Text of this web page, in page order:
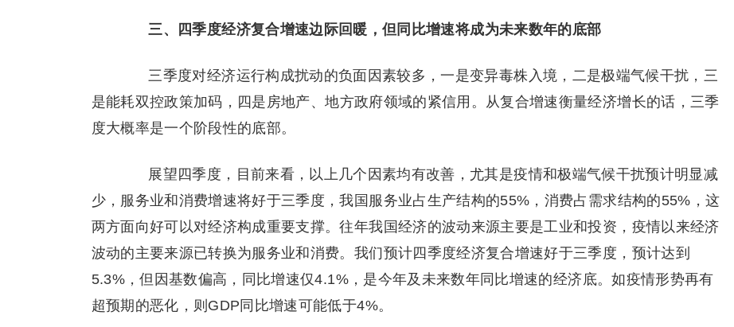
三、四季度经济复合增速边际回暖，但同比增速将成为未来数年的底部
三季度对经济运行构成扰动的负面因素较多，一是变异毒株入境，二是极端气候干扰，三
是能耗双控政策加码，四是 房地产、地方政府领域的紧信用。从复合增速衡量经济增长的话，三季
度大概率是一个阶段性的底部。
展望四季度，目前来看，以上几个因素均有改善，尤其是疫情和极端气候干扰预计明显减
少，服务业和消费增速将好于三季度，我国服务业占生产结构的55%，消费占需求结构的55%，这
两方面向好可以对经济构成重要支撑。往年我国经济的波动来源主要是工业和投资，疫情以来经济
波动的主要来源已转换为服务业和消费。我们预计四季度经济复合增速好于三季度，预计达到
5.3%，但因基数偏高，同比增速仅4.1%，是今年及未来数年同比增速的经济底。如疫情形势再有
超预期的恶化，则GDP同比增速可能低于4%。